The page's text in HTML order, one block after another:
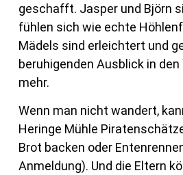
geschafft. Jasper und Björn
fühlen sich wie echte
Mädels sind erleichtert und
beruhigenden Ausblick in
mehr.
Wenn man nicht wandert,
Heringe Mühle
Brot backen oder
Anmeldung). Und die Eltern